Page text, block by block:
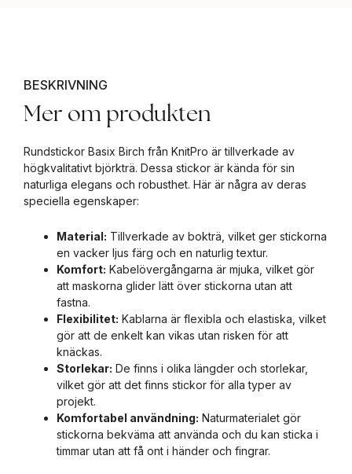
BESKRIVNING
Mer om produkten
Rundstickor Basix Birch från KnitPro är tillverkade av
högkvalitativt björkträ. Dessa stickor är kända för sin
naturliga elegans och robusthet. Här är några av deras
speciella egenskaper:
Material: Tillverkade av bokträ, vilket ger stickorna
en vacker ljus färg och en naturlig textur.
Komfort: Kabelövergångarna är mjuka, vilket gör
att maskorna glider lätt över stickorna utan att
fastna.
Flexibilitet: Kablarna är flexibla och elastiska, vilket
gör att de enkelt kan vikas utan risken för att
knäckas.
Storlekar: De finns i olika längder och storlekar,
vilket gör att det finns stickor för alla typer av
projekt.
Komfortabel användning: Naturmaterialet gör
stickorna bekväma att använda och du kan sticka i
timmar utan att få ont i händer och fingrar.